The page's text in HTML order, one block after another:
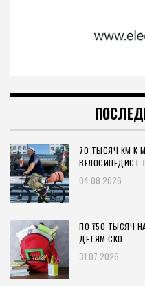
70 ТЫСЯЧ КМ К
ВЕЛОСИПЕДИСТ-
04.08.2026
ПО ₸50 ТЫСЯЧ
ДЕТЯМ СКО
31.07.2026